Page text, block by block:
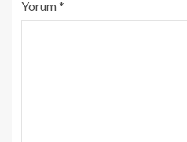
Yorum*